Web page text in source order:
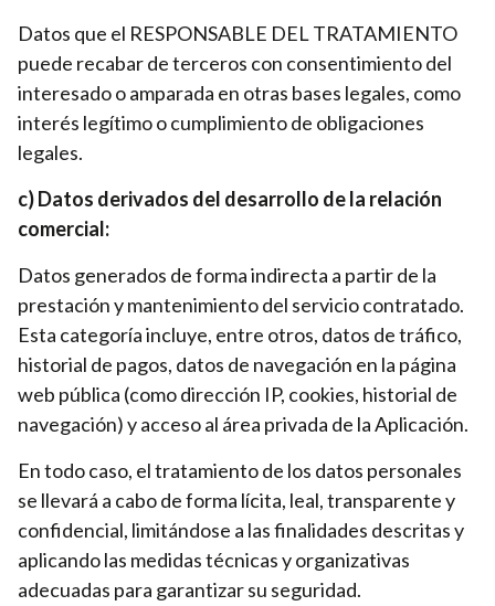
Datos que el RESPONSABLE DEL TRATAMIENTO
puede recabar de terceros con consentimiento del
interesado o amparada en otras bases legales, como
interés legítimo o cumplimiento de obligaciones
legales.
c) Datos derivados del desarrollo de la relación
comercial:
Datos generados de forma indirecta a partir de la
prestación y mantenimiento del servicio contratado.
Esta categoría incluye, entre otros, datos de tráfico,
historial de pagos, datos de navegación en la página
web pública (como dirección IP, cookies, historial de
navegación) y acceso al área privada de la Aplicación.
En todo caso, el tratamiento de los datos personales
se llevará a cabo de forma lícita, leal, transparente y
confidencial, limitándose a las finalidades descritas y
aplicando las medidas técnicas y organizativas
adecuadas para garantizar su seguridad.